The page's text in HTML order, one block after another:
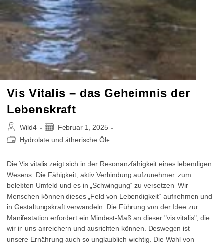
Vis Vitalis – das Geheimnis der
Lebenskraft
Beitrags-
Autor:
Wild4
Beitrag
veröffentlicht:
Februar 1, 2025
Beitrags-Hydrolate und ätherische Öle
Die Vis vitalis zeigt sich in der Resonanzfähigkeit eines lebendigen
Wesens. Die Fähigkeit, aktiv Verbindung aufzunehmen zum
belebten Umfeld und es in „Schwingung“ zu versetzen. Wir
Menschen können dieses „Feld von Lebendigkeit“ aufnehmen und
in Gestaltungskraft verwandeln. Die Führung von der Idee zur
Manifestation erfordert ein Mindest-Maß an dieser "vis vitalis", die
wir in uns anreichern und ausrichten können. Deswegen ist
unsere Ernährung auch so unglaublich wichtig. Die Wahl von